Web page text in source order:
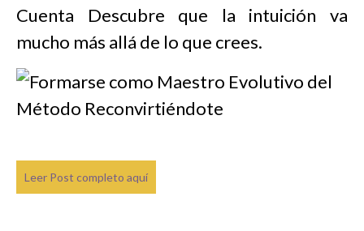
Cuenta Descubre que la intuición va
mucho más allá de lo que crees.
Leer Post completo aquí